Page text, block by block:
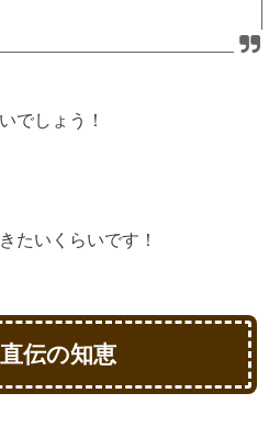
でしょう！
たいくらいです！
伝の知恵